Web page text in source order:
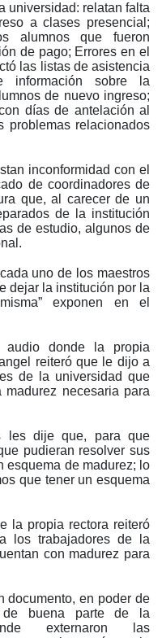
universidad: relatan falta
a clases presencial;
alumnos que fueron
de pago; Errores en el
las listas de asistencia
información sobre la
de nuevo ingreso;
días de antelación al
problemas relacionados
inconformidad con el
de coordinadores de
que, al carecer de un
de la institución
de estudio, algunos de
uno de los maestros
dejar la institución por la
exponen en el
audio donde la propia
reiteró que le dijo a
de la universidad que
necesaria para
les dije que, para que
pudieran resolver sus
esquema de madurez; lo
que tener un esquema
la propia rectora reiteró
los trabajadores de la
con madurez para
documento, en poder de
buena parte de la
externaron las